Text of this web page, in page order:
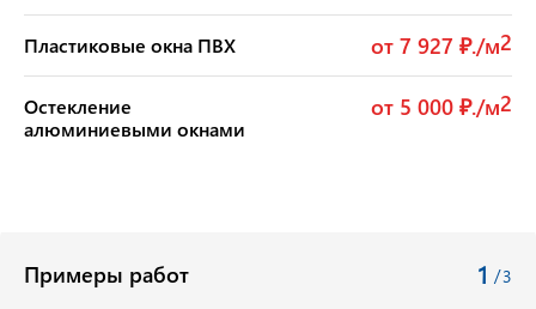
Пластиковые окна ПВХ от 7 927 ₽./м2
Остекление
алюминиевыми окнами
от 5 000 ₽./м2
Примеры работ 1 /3